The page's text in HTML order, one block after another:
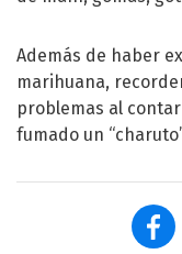
Además de haber
marihuana,
problemas al
fumado un